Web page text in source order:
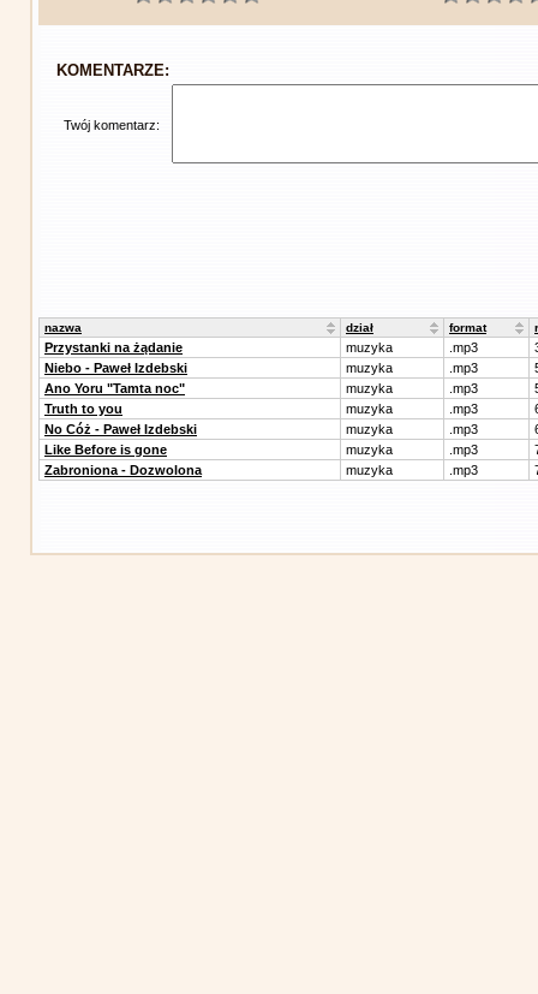
KOMENTARZE:
Twój komentarz:
nazwa dział format
Przystanki na żądanie muzyka .mp3
Niebo - Paweł Izdebski
muzyka .mp3
Ano Yoru "Tamta noc"
muzyka .mp3
Truth to you
muzyka .mp3
No Cóż - Paweł Izdebski
muzyka .mp3
Like Before is gone
muzyka .mp3
Zabroniona - Dozwolona
muzyka .mp3